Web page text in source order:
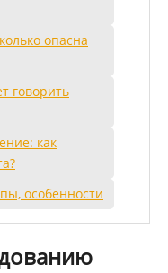
опасна
говорить
как
особенности